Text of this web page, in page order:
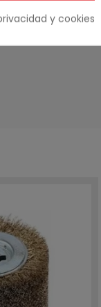
y cookies